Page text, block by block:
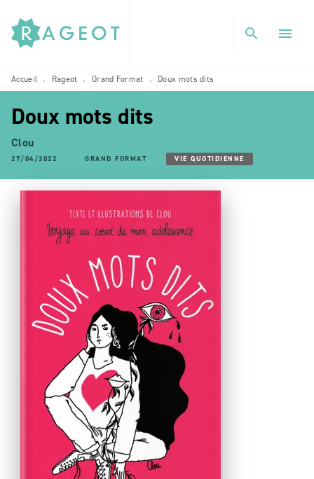
MENU RECHERCHE
PIED DE PAGE
search menu
Accueil • Rageot • Grand Format • Doux mots dits
Doux mots dits
Clou
27/04/2022 GRAND FORMAT VIE QUOTIDIENNE